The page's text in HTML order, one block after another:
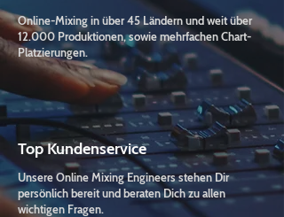
Online-Mixing in über 45 Ländern und weit über
12.000 Produktionen, sowie mehrfachen Chart-
Platzierungen.
Top Kundenservice
Unsere Online Mixing Engineers stehen Dir
persönlich bereit und beraten Dich zu allen
wichtigen Fragen.